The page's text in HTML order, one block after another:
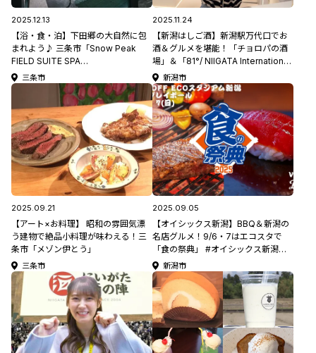
2025.12.13
【浴・食・泊】下田郷の大自然に包
まれよう♪ 三条市「Snow Peak
FIELD SUITE SPA
HEADQUARTERS」【新潟県日帰り
温泉特集】
三条市
2025.11.24
【新潟はしご酒】新潟駅万代口でお
酒＆グルメを堪能！「チョロパの酒
場」＆「81°/ NIIGATA International
BAL」」
新潟市
2025.09.21
【アート×お料理】 昭和の雰囲気漂
う建物で絶品小料理が味わえる！三
条市「メゾン伊とう」
三条市
2025.09.05
【オイシックス新潟】BBQ＆新潟の
名店グルメ！9/6・7はエコスタで
「食の祭典」 #オイシックス新潟ア
ルビレックスBC コラム
新潟市